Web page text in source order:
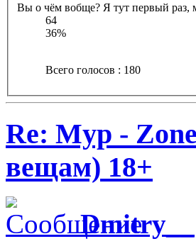
Вы о чём вобще? Я тут первый раз,
64
36%
Всего голосов : 180
Re: Myp -
вещам) 18+
Dmitry__